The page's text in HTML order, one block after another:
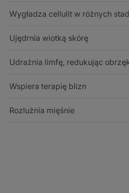
Wygładza cellulit w różnych
Ujędrnia wiotką skórę
Udrażnia limfę, redukując
Wspiera terapię blizn
Rozluźnia mięśnie